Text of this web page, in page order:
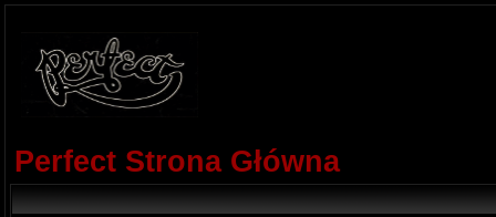
Perfect Strona Główna